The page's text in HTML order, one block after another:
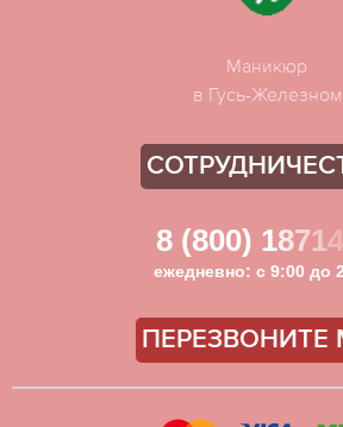
Маникюр
в Гусь-Железном
8 (800)
ежедневно: с 9:00 до
ПЕРЕЗВОНИТЕ